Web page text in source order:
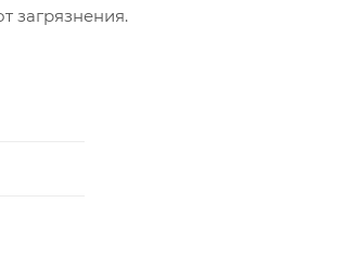
загрязнения.